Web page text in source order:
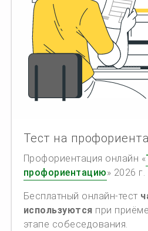
Тест на
Профориентация онлайн «
профориентацию» 2026 г.
Бесплатный онлайн-тест
используются при
этапе собеседования.